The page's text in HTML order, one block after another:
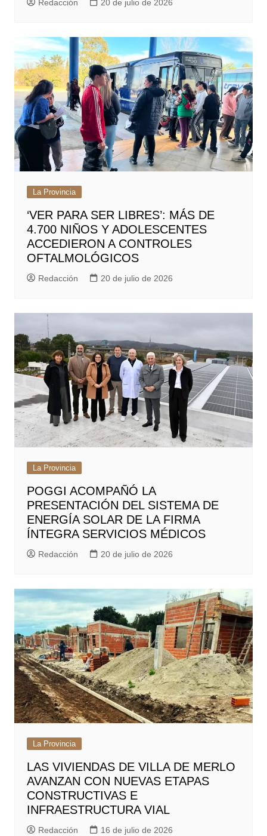
Redacción 20 de julio de 2026
La Provincia
‘VER PARA SER LIBRES’: MÁS DE
4.700 NIÑOS Y ADOLESCENTES
ACCEDIERON A CONTROLES
OFTALMOLÓGICOS
Redacción 20 de julio de 2026
La Provincia
POGGI ACOMPAÑÓ LA
PRESENTACIÓN DEL SISTEMA DE
ENERGÍA SOLAR DE LA FIRMA
ÍNTEGRA SERVICIOS MÉDICOS
Redacción 20 de julio de 2026
La Provincia
LAS VIVIENDAS DE VILLA DE MERLO
AVANZAN CON NUEVAS ETAPAS
CONSTRUCTIVAS E
INFRAESTRUCTURA VIAL
Redacción 16 de julio de 2026